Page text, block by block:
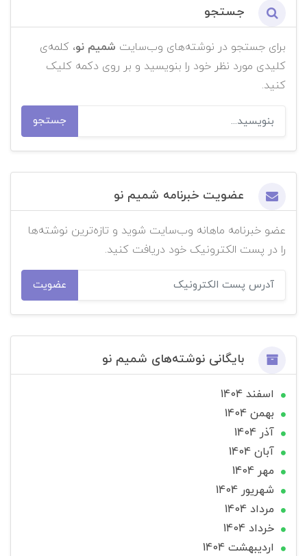
جستجو
برای جستجو در نوشته‌های وب‌سایت شمیم نو، کلمه‌ی
کلیدی مورد نظر خود را بنویسید و بر روی دکمه کلیک
کنید.
جستجو
عضویت خبرنامه شمیم نو
عضو خبرنامه ماهانه وب‌سایت شوید و تازه‌ترین نوشته‌ها
را در پست الکترونیک خود دریافت کنید.
عضویت
بایگانی نوشته‌های شمیم نو
اسفند 1404
بهمن 1404
آذر 1404
آبان 1404
مهر 1404
شهریور 1404
مرداد 1404
خرداد 1404
ارديبهشت 1404